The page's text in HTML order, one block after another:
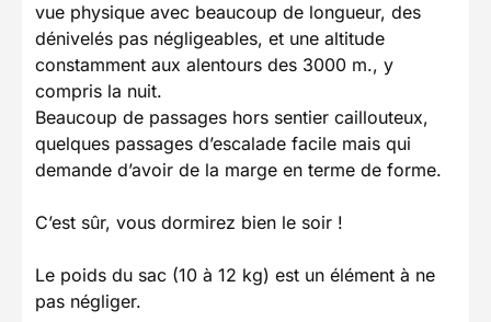
vue physique avec beaucoup de longueur, des
dénivelés pas négligeables, et une altitude
constamment aux alentours des 3000 m., y
compris la nuit.
Beaucoup de passages hors sentier caillouteux,
quelques passages d’escalade facile mais qui
demande d’avoir de la marge en terme de forme.
C’est sûr, vous dormirez bien le soir !
Le poids du sac (10 à 12 kg) est un élément à ne
pas négliger.